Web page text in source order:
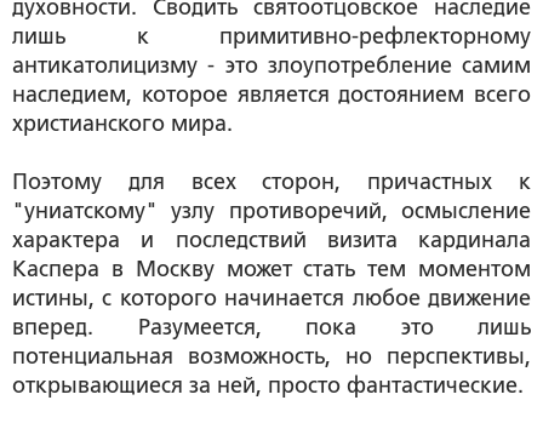
духовности. Сводить святоотцовское наследие
лишь к примитивно-рефлекторному
антикатолицизму - это злоупотребление самим
наследием, которое является достоянием всего
христианского мира.
Поэтому для всех сторон, причастных к
"униатскому" узлу противоречий, осмысление
характера и последствий визита кардинала
Каспера в Москву может стать тем моментом
истины, с которого начинается любое движение
вперед. Разумеется, пока это лишь
потенциальная возможность, но перспективы,
открывающиеся за ней, просто фантастические.